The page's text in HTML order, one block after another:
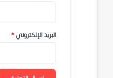
البريد الإلكتروني*